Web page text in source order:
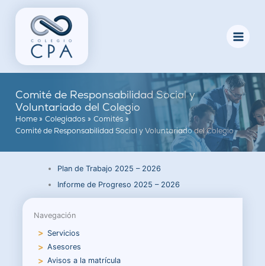
Comité de Responsabilidad Social y
Voluntariado del Colegio
Home Colegiados
Comités
Comité de Responsabilidad Social y Voluntariado del Colegio
Plan de Trabajo 2025 – 2026
Informe de Progreso 2025 – 2026
Navegación
Servicios
Asesores
Avisos a la matrícula